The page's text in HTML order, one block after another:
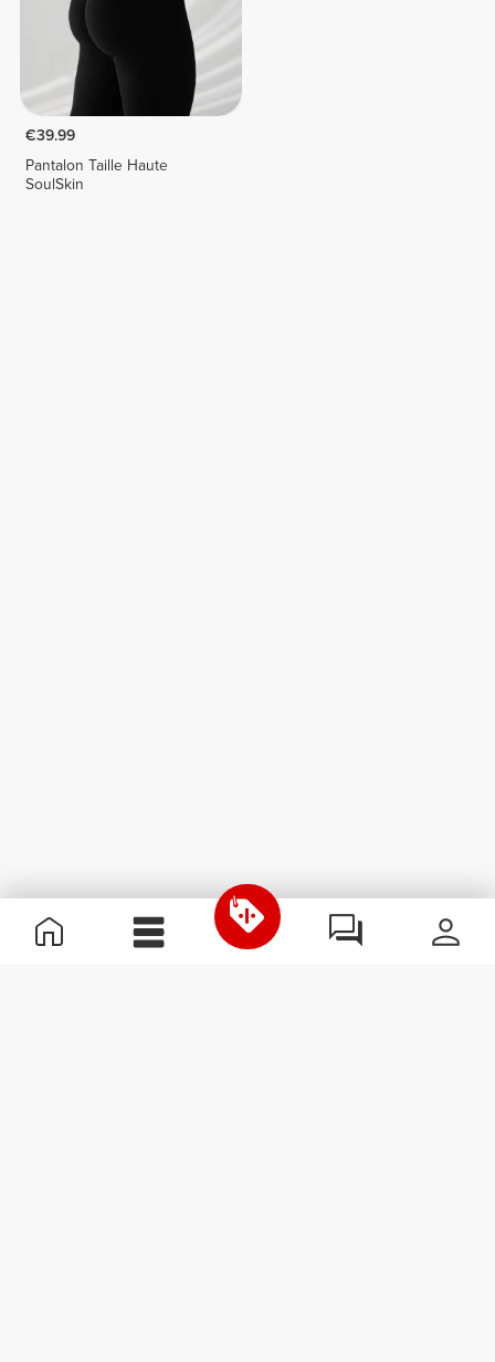
€39.99
Pantalon Taille Haute
SoulSkin